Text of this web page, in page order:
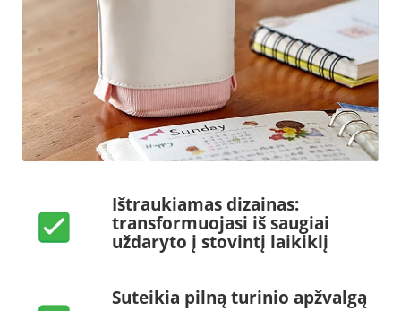
Ištraukiamas dizainas:
transformuojasi iš saugiai
uždaryto į stovintį laikiklį
Suteikia pilną turinio apžvalgą